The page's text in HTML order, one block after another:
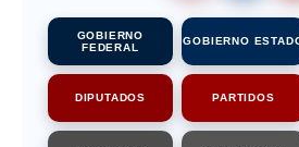
GOBIERNO
FEDERAL
GOBIERNO
DIPUTADOS PARTIDOS